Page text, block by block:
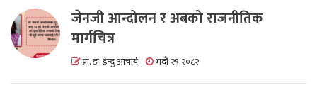
जेनजी आन्दोलन र अबको राजनीतिक
मार्गचित्र
प्रा. डा. ईन्दु आचार्य भदौ २९ २०८२